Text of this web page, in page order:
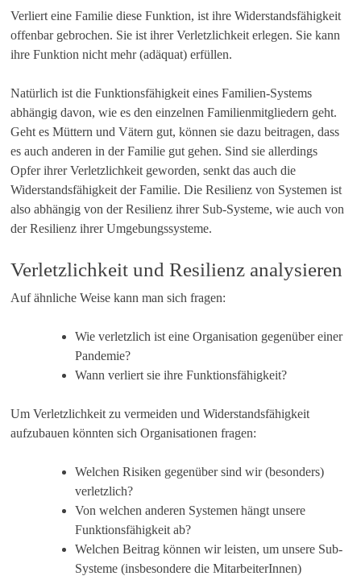
Verliert eine Familie diese Funktion, ist ihre Widerstandsfähigkeit
offenbar gebrochen. Sie ist ihrer Verletzlichkeit erlegen. Sie kann
ihre Funktion nicht mehr (adäquat) erfüllen.
Natürlich ist die Funktionsfähigkeit eines Familien-Systems
abhängig davon, wie es den einzelnen Familienmitgliedern geht.
Geht es Müttern und Vätern gut, können sie dazu beitragen, dass
es auch anderen in der Familie gut gehen. Sind sie allerdings
Opfer ihrer Verletzlichkeit geworden, senkt das auch die
Widerstandsfähigkeit der Familie. Die Resilienz von Systemen ist
also abhängig von der Resilienz ihrer Sub-Systeme, wie auch von
der Resilienz ihrer Umgebungssysteme.
Verletzlichkeit und Resilienz analysieren
Auf ähnliche Weise kann man sich fragen:
Wie verletzlich ist eine Organisation gegenüber einer
Pandemie?
Wann verliert sie ihre Funktionsfähigkeit?
Um Verletzlichkeit zu vermeiden und Widerstandsfähigkeit
aufzubauen könnten sich Organisationen fragen:
Welchen Risiken gegenüber sind wir (besonders)
verletzlich?
Von welchen anderen Systemen hängt unsere
Funktionsfähigkeit ab?
Welchen Beitrag können wir leisten, um unsere Sub-
Systeme (insbesondere die MitarbeiterInnen)